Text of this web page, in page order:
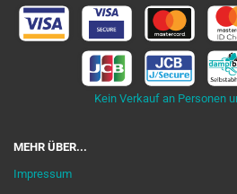
Kein Verkauf an Personen
MEHR ÜBER...
Impressum